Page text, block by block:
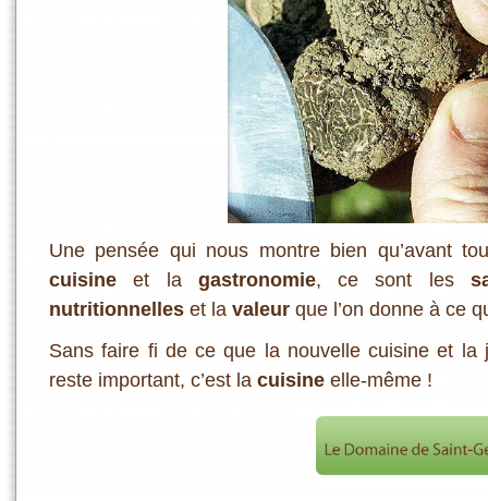
Une pensée qui nous montre bien qu’avant
cuisine et la gastronomie, ce sont les
nutritionnelles et la valeur que l’on donne à ce
Sans faire fi de ce que la nouvelle cuisine et la
reste important, c’est la cuisine elle-même !